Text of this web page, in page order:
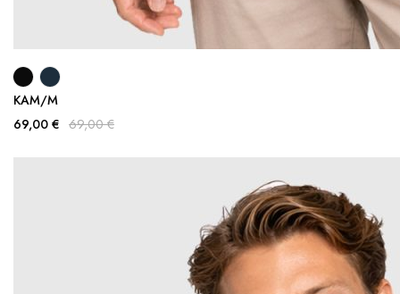
KAM/M
69,00 € 69,00 €